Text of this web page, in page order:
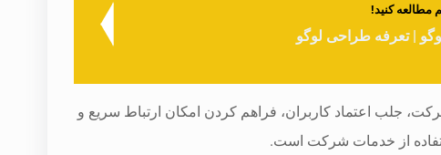
کنید!
| تعرفه طراحی لوگو
جلب اعتماد کاربران، فراهم کردن امکان ارتباط سریع و
از خدمات شرکت است.